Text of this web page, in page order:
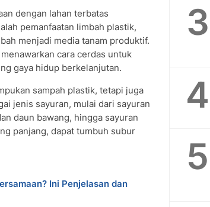
dengan lahan terbatas
pemanfaatan limbah plastik,
menjadi media tanam produktif.
cara cerdas untuk
gaya hidup berkelanjutan.
sampah plastik, tetapi juga
jenis sayuran, mulai dari sayuran
daun bawang, hingga sayuran
panjang, dapat tumbuh subur
Ini Penjelasan dan
3
4
5